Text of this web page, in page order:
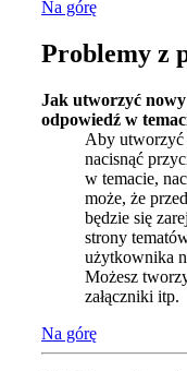
Na górę
Problemy z
Jak utworzyć
odpowiedź w
Aby utworzyć
nacisnąć
w temacie,
może, że
będzie się
strony
użytkownika
Możesz
załączniki itp.
Na górę